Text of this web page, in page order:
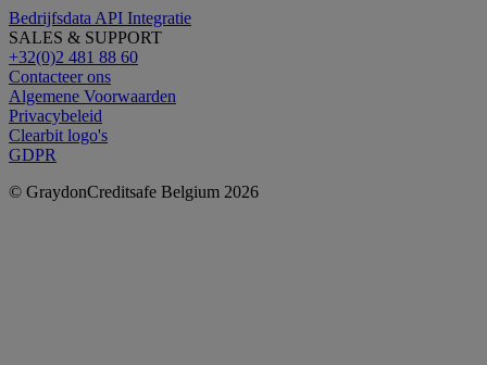
Bedrijfsdata API Integratie
SALES & SUPPORT
+32(0)2 481 88 60
Contacteer ons
Algemene Voorwaarden
Privacybeleid
Clearbit logo's
GDPR
© GraydonCreditsafe Belgium 2026